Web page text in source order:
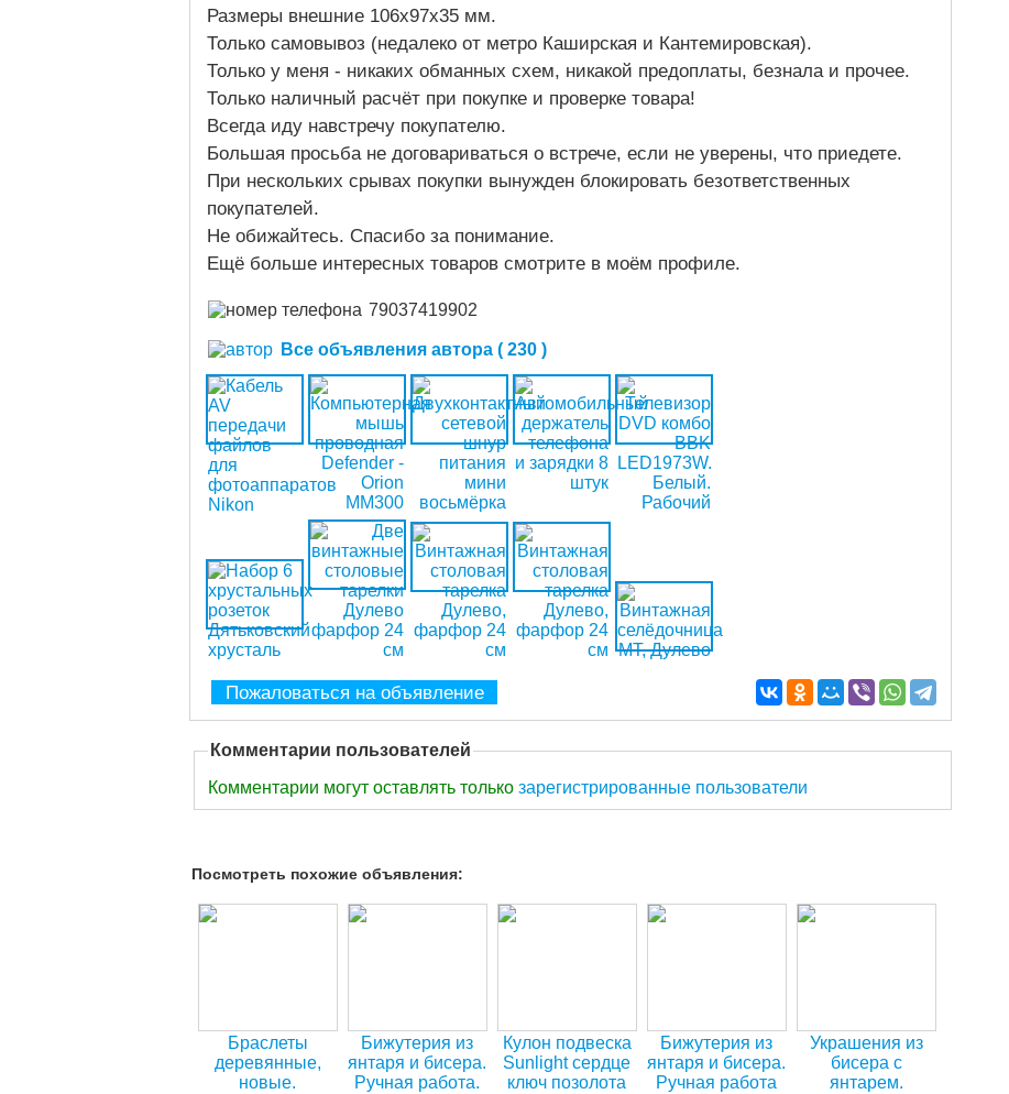
Размеры внешние 106х97х35 мм.
Только самовывоз (недалеко от метро Каширская и Кантемировская).
Только у меня - никаких обманных схем, никакой предоплаты, безнала и прочее.
Только наличный расчёт при покупке и проверке товара!
Всегда иду навстречу покупателю.
Большая просьба не договариваться о встрече, если не уверены, что приедете.
При нескольких срывах покупки вынужден блокировать безответственных
покупателей.
Не обижайтесь. Спасибо за понимание.
Ещё больше интересных товаров смотрите в моём профиле.
79037419902
Все объявления автора ( 230 )
Пожаловаться на объявление
Комментарии пользователей
Комментарии могут оставлять только зарегистрированные пользователи
Посмотреть похожие объявления:
Браслеты
деревянные,
новые.
Бижутерия из
янтаря и бисера.
Ручная работа.
Кулон подвеска
Sunlight сердце
ключ позолота
Бижутерия из
янтаря и бисера.
Ручная работа
Украшения из
бисера с
янтарем.